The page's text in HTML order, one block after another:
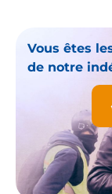
Vous êtes
de notre